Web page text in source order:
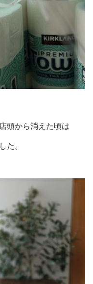
頭から消えた頃は
た。